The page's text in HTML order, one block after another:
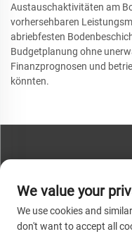
Austauschaktivitäten am
vorhersehbaren
abriebfesten
Budgetplanung ohne
Finanzprognosen und
könnten.
We value your
We use cookies and
don't want to accept all